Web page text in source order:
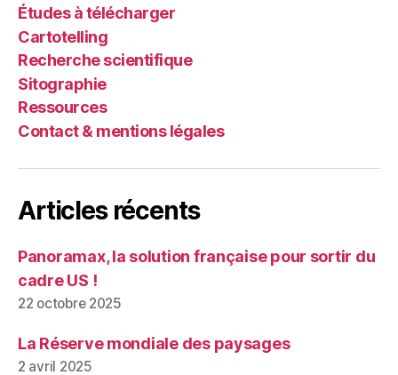
Études à télécharger
Cartotelling
Recherche scientifique
Sitographie
Ressources
Contact & mentions légales
Articles récents
Panoramax, la solution française pour sortir du
cadre US !
22 octobre 2025
La Réserve mondiale des paysages
2 avril 2025